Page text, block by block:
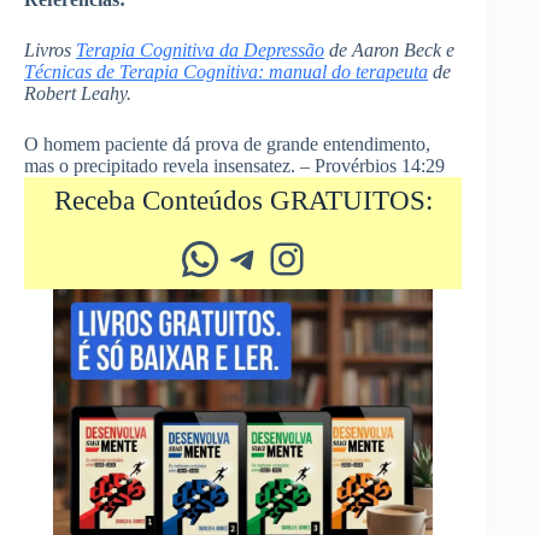
Livros Terapia Cognitiva da Depressão de Aaron Beck e
Técnicas de Terapia Cognitiva: manual do terapeuta de
Robert Leahy.
O homem paciente dá prova de grande entendimento,
mas o precipitado revela insensatez. – Provérbios 14:29
Receba Conteúdos GRATUITOS:
Whatsapp Telegram Instagram